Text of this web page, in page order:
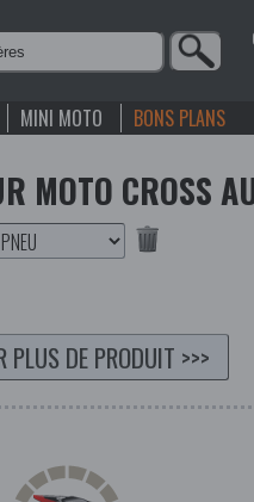
MINI MOTO BONS PLANS
MOTO CROSS
PLUS DE PRODUIT >>>